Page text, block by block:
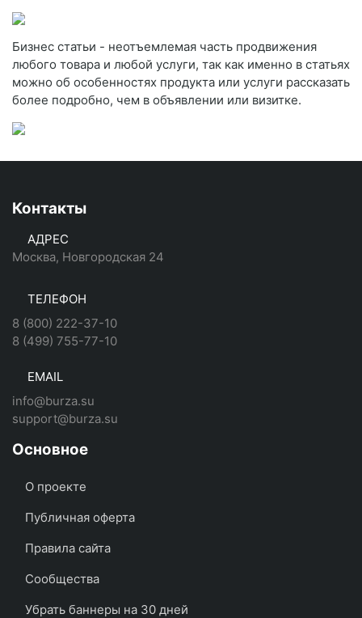
Бизнес статьи - неотъемлемая часть продвижения
любого товара и любой услуги, так как именно в статьях
можно об особенностях продукта или услуги рассказать
более подробно, чем в объявлении или визитке.
Контакты
АДРЕС
Москва, Новгородская 24
ТЕЛЕФОН
8 (800) 222-37-10
8 (499) 755-77-10
EMAIL
info@burza.su
support@burza.su
Основное
О проекте
Публичная оферта
Правила сайта
Сообщества
Убрать баннеры на 30 дней